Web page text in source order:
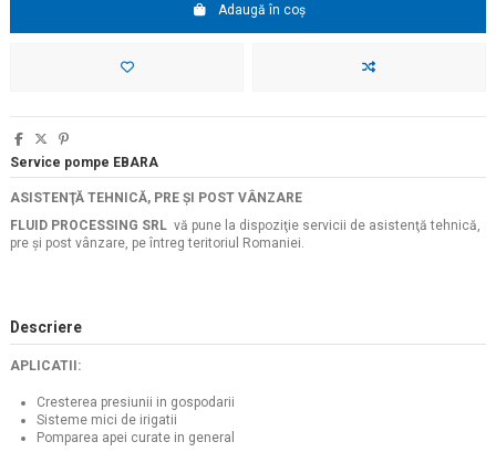
Adaugă în coș
Service pompe EBARA
ASISTENŢĂ TEHNICĂ, PRE ŞI POST VÂNZARE
FLUID PROCESSING SRL vă pune la dispoziţie servicii de asistenţă tehnică,
pre şi post vânzare, pe întreg teritoriul Romaniei.
Descriere
APLICATII:
Cresterea presiunii in gospodarii
Sisteme mici de irigatii
Pomparea apei curate in general